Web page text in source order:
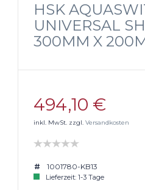
HSK
UNIVERSAL
300MM X
494,10 €
inkl. MwSt. zzgl. Versandkosten
1001780-KB13
Lieferzeit: 1-3 Tage